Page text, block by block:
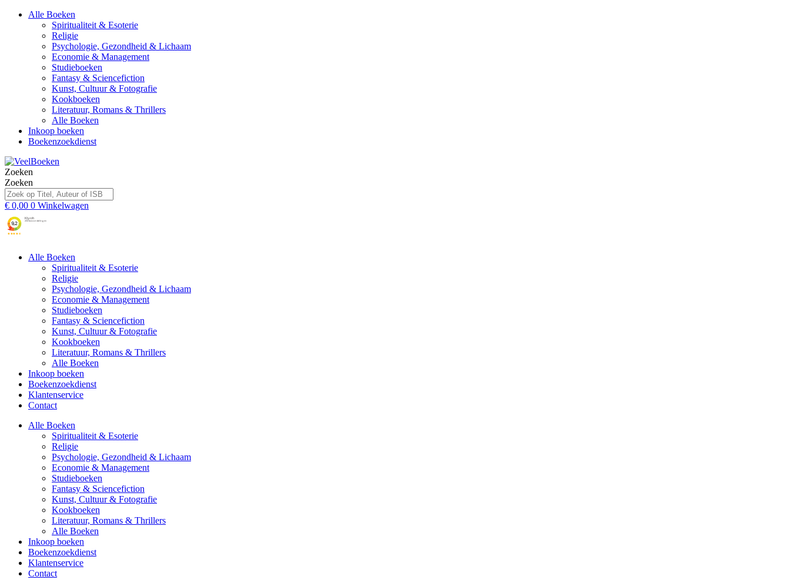
Alle Boeken
Spiritualiteit & Esoterie
Religie
Psychologie, Gezondheid & Lichaam
Economie & Management
Studieboeken
Fantasy & Sciencefiction
Kunst, Cultuur & Fotografie
Kookboeken
Literatuur, Romans & Thrillers
Alle Boeken
Inkoop boeken
Boekenzoekdienst
Zoeken
Zoeken
€ 0,00 0 Winkelwagen
Alle Boeken
Spiritualiteit & Esoterie
Religie
Psychologie, Gezondheid & Lichaam
Economie & Management
Studieboeken
Fantasy & Sciencefiction
Kunst, Cultuur & Fotografie
Kookboeken
Literatuur, Romans & Thrillers
Alle Boeken
Inkoop boeken
Boekenzoekdienst
Klantenservice
Contact
Alle Boeken
Spiritualiteit & Esoterie
Religie
Psychologie, Gezondheid & Lichaam
Economie & Management
Studieboeken
Fantasy & Sciencefiction
Kunst, Cultuur & Fotografie
Kookboeken
Literatuur, Romans & Thrillers
Alle Boeken
Inkoop boeken
Boekenzoekdienst
Klantenservice
Contact